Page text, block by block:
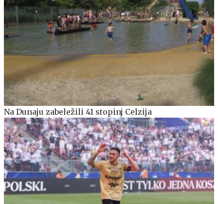
Na Dunaju zabeležili 41 stopinj Celzija